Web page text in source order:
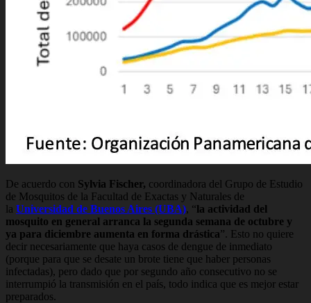
De acuerdo con Sylvia Fischer, coordinadora del Grupo de Estudio
de Mosquitos de la Facultad de Exactas y Naturales de
la Universidad de Buenos Aires (UBA), “la actividad del
mosquito en general arranca la segunda semana de octubre y
ya para diciembre aumenta en forma drástica”. Esto no quiere
decir necesariamente que haya casos de dengue de inmediato
(porque para que se desate un brote tiene que haber personas
infectadas), pero dado que por segundo año consecutivo no se
interrumpió la transmisión en el país, todo indica que es mejor estar
preparados.